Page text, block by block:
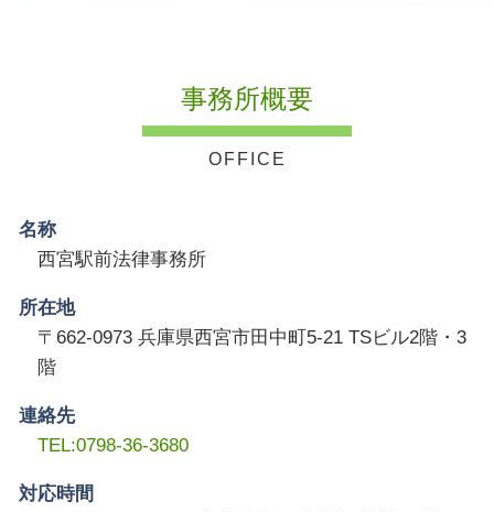
事務所概要
名称
西宮駅前法律事務所
所在地
〒662-0973 兵庫県西宮市田中町5-21 TSビル2階・3
階
連絡先
TEL:0798-36-3680
対応時間